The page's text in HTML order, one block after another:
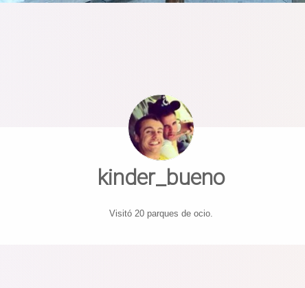
kinder_bueno
Visitó 20 parques de ocio.